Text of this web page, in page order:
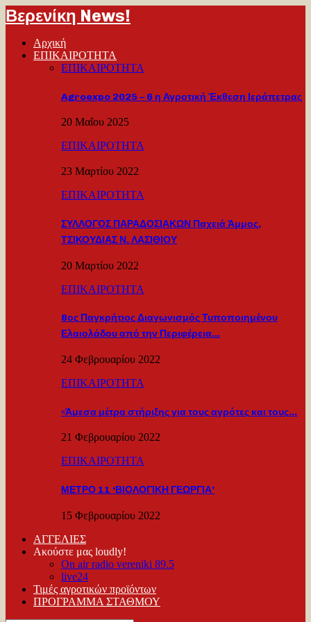
Βερενίκη News!
Αρχική
ΕΠΙΚΑΙΡΟΤΗΤΑ
ΕΠΙΚΑΙΡΟΤΗΤΑ
Agroexpo 2025 – 6 η Αγροτική Έκθεση Ιεράπετρας
20 Μαΐου 2025
ΕΠΙΚΑΙΡΟΤΗΤΑ
23 Μαρτίου 2022
ΕΠΙΚΑΙΡΟΤΗΤΑ
ΣΥΛΛΟΓΟΣ ΠΑΡΑΔΟΣΙΑΚΩΝ Παχειά Άμμος,
ΤΣΙΚΟΥΔΙΑΣ Ν. ΛΑΣΙΘΙΟΥ
20 Μαρτίου 2022
ΕΠΙΚΑΙΡΟΤΗΤΑ
8ος Παγκρήτιος Διαγωνισμός Τυποποιημένου
Ελαιολάδου από την Περιφέρεια…
24 Φεβρουαρίου 2022
ΕΠΙΚΑΙΡΟΤΗΤΑ
«Άμεσα μέτρα στήριξης για τους αγρότες και τους…
21 Φεβρουαρίου 2022
ΕΠΙΚΑΙΡΟΤΗΤΑ
ΜΕΤΡΟ 11 ‘ΒΙΟΛΟΓΙΚΗ ΓΕΩΡΓΙΑ’
15 Φεβρουαρίου 2022
ΑΓΓΕΛΙΕΣ
Ακούστε μας loudly!
On air radio vereniki 89.5
live24
Τιμές αγροτικών προϊόντων
ΠΡΟΓΡΑΜΜΑ ΣΤΑΘΜΟΥ